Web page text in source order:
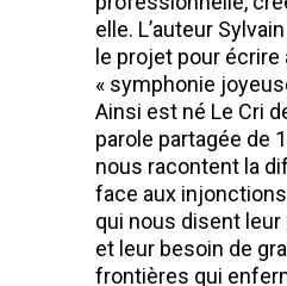
elle. L’auteur
le projet pour
« symphonie
Ainsi est né Le Cri
parole partagée de
nous racontent la
face aux
qui nous disent
et leur besoin de
frontières qui